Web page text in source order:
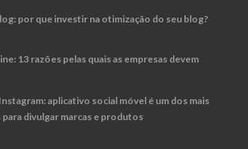
por que investir na otimização do seu blog?
13 razões pelas quais as empresas devem
aplicativo social móvel é um dos mais
divulgar marcas e produtos